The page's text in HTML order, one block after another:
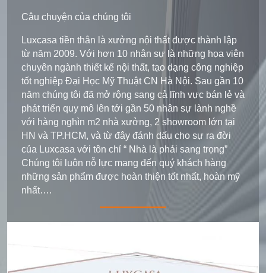
Câu chuyện của chúng tôi
Luxcasa tiền thân là xưởng nội thất được thành lập
từ năm 2009. Với hơn 10 nhân sự là những họa viên
chuyên ngành thiết kế nội thất, tạo dạng công nghiệp
tốt nghiệp Đại Học Mỹ Thuật CN Hà Nội. Sau gần 10
năm chúng tôi đã mở rộng sang cả lĩnh vực bán lẻ và
phát triển quy mô lên tới gần 50 nhân sự lành nghề
với hàng nghìn m2 nhà xưởng, 2 showroom lớn tại
HN và TP.HCM, và từ đây đánh dấu cho sự ra đời
của Luxcasa với tôn chỉ “ Nhà là phải sang trọng”
Chúng tôi luôn nỗ lực mang đến quý khách hàng
những sản phẩm được hoàn thiện tốt nhất, hoàn mỹ
nhất….